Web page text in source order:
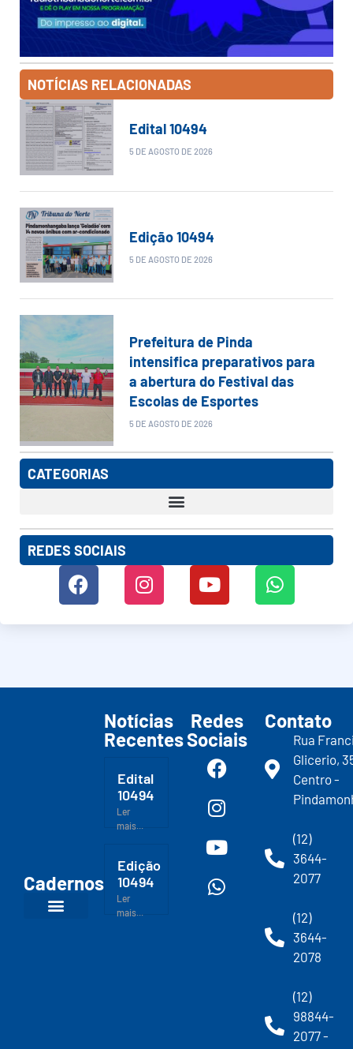
NOTÍCIAS RELACIONADAS
Edital 10494
5 DE AGOSTO DE 2026
Edição 10494
5 DE AGOSTO DE 2026
Prefeitura de Pinda
intensifica preparativos para
a abertura do Festival das
Escolas de Esportes
5 DE AGOSTO DE 2026
CATEGORIAS
REDES SOCIAIS
Cadernos
Notícias
Recentes
Edital
10494
Ler
mais...
Edição
10494
Ler
mais...
Redes
Sociais
Contato
Rua
Glicerio,
Centro -
(12)
3644-
2077
(12)
3644-
2078
(12)
98844-
2077 -